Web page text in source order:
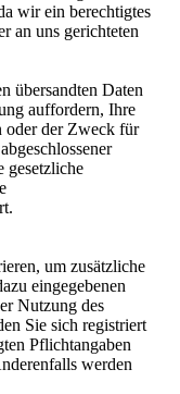
wir ein berechtigtes
an uns gerichteten
übersandten Daten
auffordern, Ihre
oder der Zweck für
gesetzliche
um zusätzliche
eingegebenen
Nutzung des
Sie sich registriert
Pflichtangaben
werden